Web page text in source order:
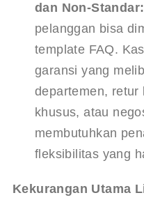
dan Non-Standar:
pelanggan bisa
template FAQ.
garansi yang
departemen, retur
khusus, atau
membutuhkan
fleksibilitas yang
Kekurangan Utama